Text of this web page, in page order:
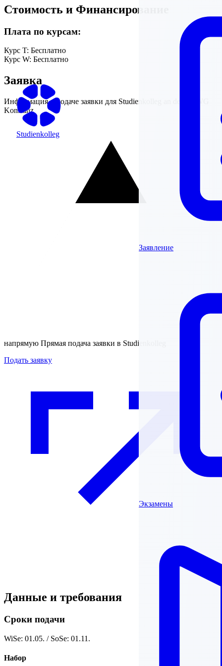
Studienkolleg
Заявление
Экзамены
Стоимость и Финансирование
Плата по курсам:
Курс T: Бесплатно
Курс W: Бесплатно
Заявка
Информация о подаче заявки для Studienkolleg an der HTWG
Konstanz
напрямую Прямая подача заявки в Studienkolleg
Подать заявку
Данные и требования
Сроки подачи
WiSe: 01.05. / SoSe: 01.11.
Набор